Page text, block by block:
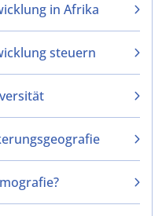
in Afrika
steuern